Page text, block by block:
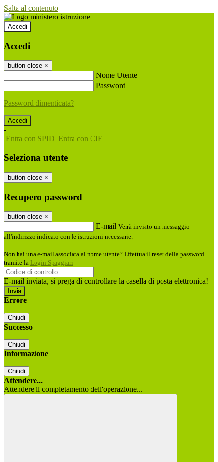
Salta al contenuto
Accedi
Accedi
button close ×
Nome Utente
Password
Password dimenticata?
-
Entra con SPID Entra con CIE
Seleziona utente
button close ×
Recupero password
button close ×
E-mail Verrà inviato un messaggio
all'indirizzo indicato con le istruzioni necessarie.
Non hai una e-mail associata al nome utente? Effettua il reset della password
tramite la Login Spaggiari
E-mail inviata, si prega di controllare la casella di posta elettronica!
Errore
Chiudi
Successo
Chiudi
Informazione
Chiudi
Attendere...
Attendere il completamento dell'operazione...